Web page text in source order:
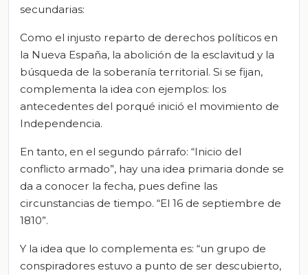
secundarias:
Como el injusto reparto de derechos políticos en
la Nueva España, la abolición de la esclavitud y la
búsqueda de la soberanía territorial. Si se fijan,
complementa la idea con ejemplos: los
antecedentes del porqué inició el movimiento de
Independencia.
En tanto, en el segundo párrafo: “Inicio del
conflicto armado”, hay una idea primaria donde se
da a conocer la fecha, pues define las
circunstancias de tiempo. “El 16 de septiembre de
1810”.
Y la idea que lo complementa es: “un grupo de
conspiradores estuvo a punto de ser descubierto,